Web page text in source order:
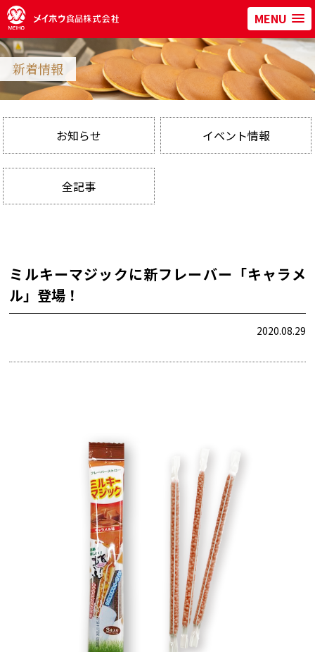
MENU
新着情報
お知らせ イベント情報
全記事
ミルキーマジックに新フレーバー「キャラメ
ル」登場！
2020.08.29